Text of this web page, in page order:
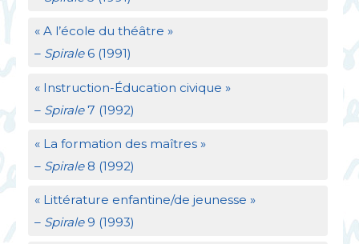
« A l’école du théâtre »
– Spirale6 (1991)
« Instruction-Éducation civique »
– Spirale7 (1992)
« La formation des maîtres »
– Spirale8 (1992)
« Littérature enfantine/de jeunesse »
– Spirale9 (1993)